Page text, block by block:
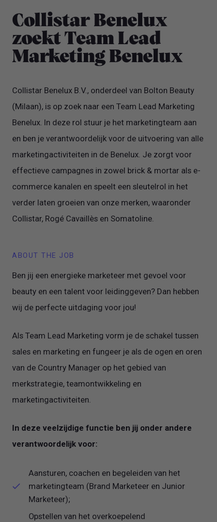
Collistar Benelux
zoekt Team Lead
Marketing Benelux
Collistar Benelux B.V., onderdeel van Bolton Beauty
(Milaan), is op zoek naar een Team Lead Marketing
Benelux. In deze rol stuur je het marketingteam aan
en ben je verantwoordelijk voor de uitvoering van alle
marketingactiviteiten in de Benelux. Je zorgt voor
effectieve campagnes in zowel brick & mortar als e-
commerce kanalen en speelt een sleutelrol in het
verder laten groeien van onze merken, waaronder
Collistar, Rogé Cavaillès en Somatoline.
ABOUT THE JOB
Ben jij een energieke marketeer met gevoel voor
beauty en een talent voor leidinggeven? Dan hebben
wij de perfecte uitdaging voor jou!
Als Team Lead Marketing vorm je de schakel tussen
sales en marketing en fungeer je als de ogen en oren
van de Country Manager op het gebied van
merkstrategie, teamontwikkeling en
marketingactiviteiten.
In deze veelzijdige functie ben jij onder andere
verantwoordelijk voor:
Aansturen, coachen en begeleiden van het
marketingteam (Brand Marketeer en Junior
Marketeer);
Opstellen van het overkoepelend